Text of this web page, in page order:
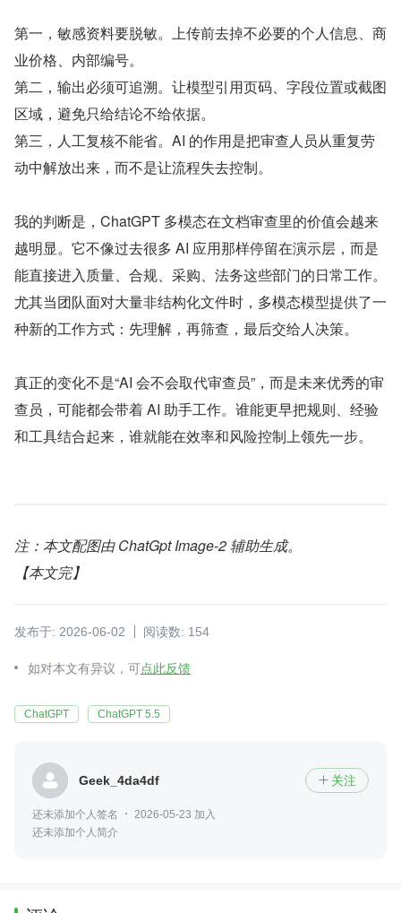
第一，敏感资料要脱敏。上传前去掉不必要的个人信息、商
业价格、内部编号。
第二，输出必须可追溯。让模型引用页码、字段位置或截图
区域，避免只给结论不给依据。
第三，人工复核不能省。AI 的作用是把审查人员从重复劳
动中解放出来，而不是让流程失去控制。
我的判断是，ChatGPT 多模态在文档审查里的价值会越来
越明显。它不像过去很多 AI 应用那样停留在演示层，而是
能直接进入质量、合规、采购、法务这些部门的日常工作。
尤其当团队面对大量非结构化文件时，多模态模型提供了一
种新的工作方式：先理解，再筛查，最后交给人决策。
真正的变化不是“AI 会不会取代审查员”，而是未来优秀的审
查员，可能都会带着 AI 助手工作。谁能更早把规则、经验
和工具结合起来，谁就能在效率和风险控制上领先一步。
注：本文配图由 ChatGpt Image-2 辅助生成。
【本文完】
发布于: 2026-06-02 阅读数: 154
如对本文有异议，可点此反馈
ChatGPT ChatGPT 5.5
Geek_4da4df  关注
还未添加个人签名
2026-05-23 加入
还未添加个人简介